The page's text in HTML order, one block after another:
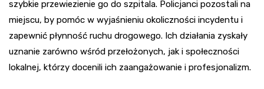
szybkie przewiezienie go do szpitala. Policjanci pozostali na
miejscu, by pomóc w wyjaśnieniu okoliczności incydentu i
zapewnić płynność ruchu drogowego. Ich działania zyskały
uznanie zarówno wśród przełożonych, jak i społeczności
lokalnej, którzy docenili ich zaangażowanie i profesjonalizm.